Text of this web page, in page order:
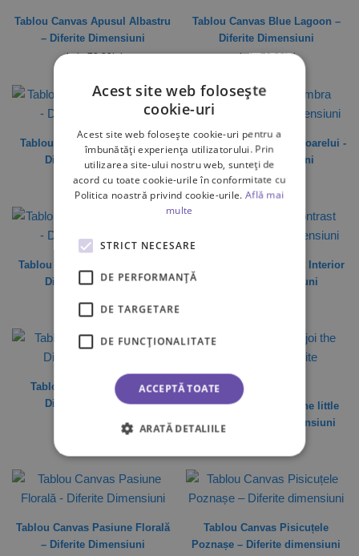
Tablou Canvas Apusul Albastru
– Diferite Dimensiuni
de la79,90lei
Tablou Canvas Blue Lagoon –
Diferite Dimensiuni
de la79,90lei
Tablou Canvas Pink Sunset –
Diferite Dimensiuni
de la79,90lei
Tablou Canvas Umbra Soarelui -
Diferite Dimensiuni
de la79,90
Tablou Canvas Luxury Town –
Diferite Dimensiuni
de la79,90
Tablou Canvas Contrast Interior
– Diferite Dimensiuni
Tablou Canvas Mindset –
Diferite Dimensiuni
Tablou Canvas Enjoi the little
things – Diferite Dimensiuni
Tablou Canvas Pasiune Florală
– Diferite Dimensiuni
Tablou Canvas Pisicuțele
Poznașe – Diferite dimensiuni
Acest site web folosește
cookie-uri
Acest site web folosește cookie-uri pentru a
îmbunătăți experiența utilizatorului. Prin
utilizarea site-ului nostru web, sunteți de
acord cu toate cookie-urile în conformitate cu
Politica noastră privind cookie-urile.Află mai
multe
STRICT NECESARE
DE PERFORMANȚĂ
DE TARGETARE
DE FUNCŢIONALITATE
ACCEPTĂ TOATE
ARATĂ DETALIILE